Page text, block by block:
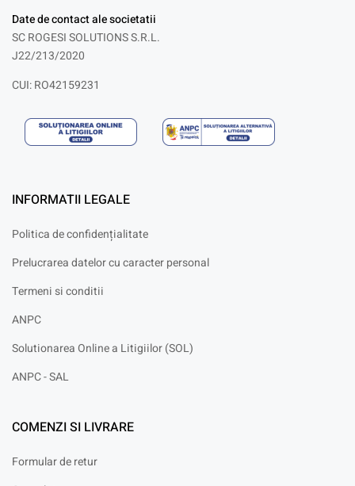
Date de contact ale societatii
SC ROGESI SOLUTIONS S.R.L.
J22/213/2020
CUI: RO42159231
INFORMATII LEGALE
Politica de confidențialitate
Prelucrarea datelor cu caracter personal
Termeni si conditii
ANPC
Solutionarea Online a Litigiilor (SOL)
ANPC - SAL
COMENZI SI LIVRARE
Formular de retur